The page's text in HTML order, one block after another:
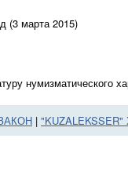
(3 марта 2015)
нумизматического
|